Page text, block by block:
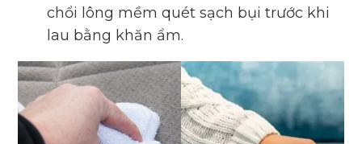
chổi lông mềm quét sạch bụi trước khi
lau bằng khăn ẩm.